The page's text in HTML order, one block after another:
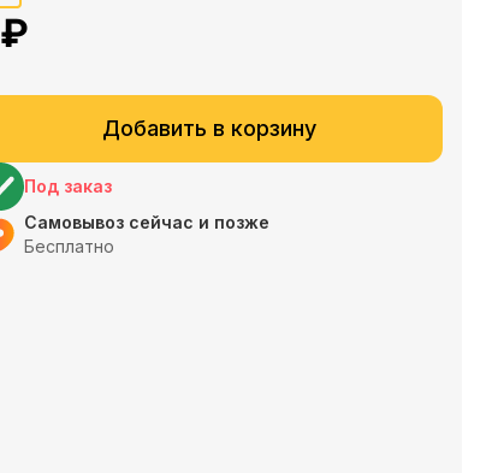
₽
Добавить в корзину
Под заказ
Самовывоз сейчас и позже
Бесплатно